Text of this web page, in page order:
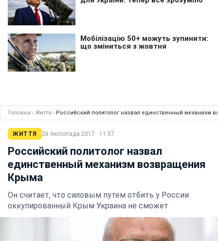
Головна › Життя › Российский политолог назвал единственный механизм
ЖИТТЯ 26 листопада 2017 · 11:57
Российский политолог назвал
единственный механизм возвращения
Крыма
Он считает, что силовым путем отбить у России
оккупированный Крым Украина не сможет